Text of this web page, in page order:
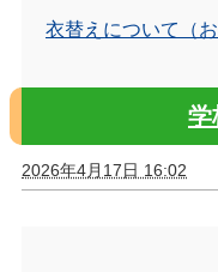
衣替えについて（お
学
2026年4月17日 16:02